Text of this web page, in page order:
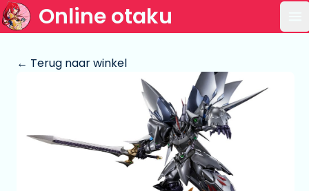
Online otaku
← Terug naar winkel